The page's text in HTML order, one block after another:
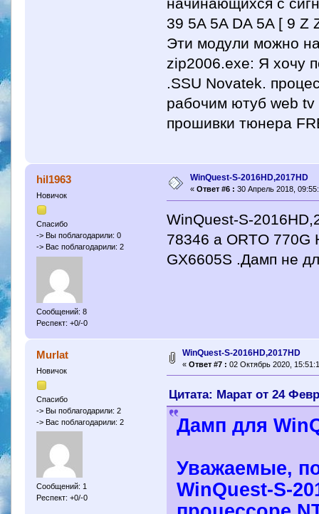
начинающихся с
39 5A 5A DA 5A [ 9 Z
Эти модули можно
zip2006.exe: Я хочу
.SSU Novatek.
рабочим ютуб web
прошивки тюнера
hil1963
Новичок
Спасибо
-> Вы поблагодарили: 0
-> Вас поблагодарили: 2
Сообщений: 8
Респект: +0/-0
WinQuest-S-2016HD,2017HD
« Ответ #6 : 30 Апрель 2018,
WinQuest-S-
78346 а ORTO 770G
GX6605S .Дамп не
Murlat
Новичок
Спасибо
-> Вы поблагодарили: 2
-> Вас поблагодарили: 2
Сообщений: 1
Респект: +0/-0
WinQuest-S-2016HD,2017HD
« Ответ #7 : 02 Октябрь 2020,
Цитата: Марат от 24
Дамп для
Уважаемые,
WinQuest-S-